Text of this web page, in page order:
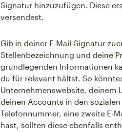
Signatur hinzuzufügen. Diese
versendest.
Gib in deiner E-Mail-Signatur
Stellenbezeichnung und deine
grundlegenden Informationen
du für relevant hältst. So
Unternehmenswebsite, deinem
deinen Accounts in den
Telefonnummer, eine zweite E-
hast, sollten diese ebenfalls